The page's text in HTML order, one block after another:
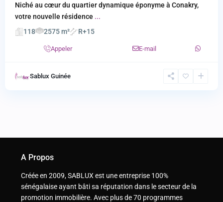
Niché au cœur du quartier dynamique éponyme à Conakry,
votre nouvelle résidence ...
118
2575 m² R+15
Appeler E-mail
Sablux Guinée
A Propos
Créée en 2009, SABLUX est une entreprise 100%
sénégalaise ayant bâti sa réputation dans le secteur de la
promotion immobilière. Avec plus de 70 programmes